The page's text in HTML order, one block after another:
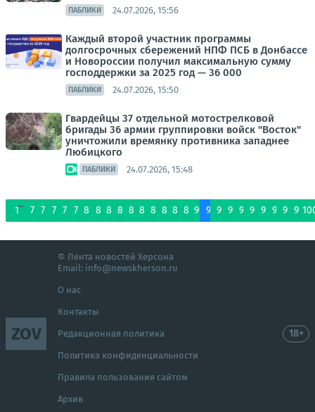
ПАБЛИКИ 24.07.2026, 15:56
Каждый второй участник программы
долгосрочных сбережений НПФ ПСБ в Донбассе
и Новороссии получил максимальную сумму
господдержки за 2025 год — 36 000
ПАБЛИКИ 24.07.2026, 15:50
Гвардейцы 37 отдельной мотострелковой
бригады 36 армии группировки войск "Восток"
уничтожили времянку противника западнее
Любицкого
ПАБЛИКИ 24.07.2026, 15:48
1
...
75 76 77 78 79 80 81 82 83 84 85 86 87 88 89 90 91 92 93 94 95 96 97 98 99
ZOV
© Лента новостей Херсона
Email: info@newskherson.ru
О нас
Контакты
Редакционная политика
Политика конфиденциальности
Правила пользования сайтом
Архив
18+